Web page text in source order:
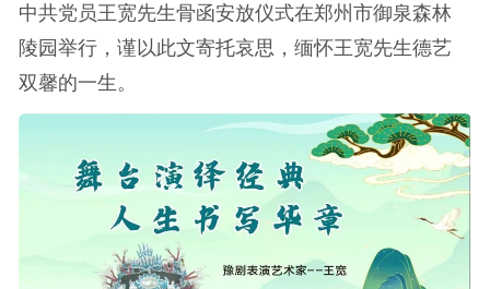
中共党员王宽先生骨函安放仪式在郑州市御泉森林
陵园举行，谨以此文寄托哀思，缅怀王宽先生德艺
双馨的一生。